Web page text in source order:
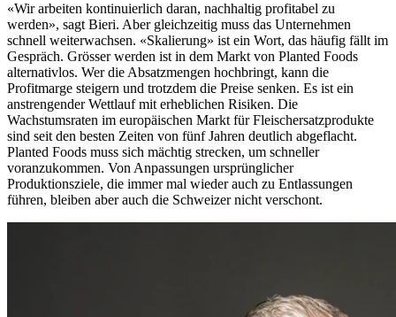
«Wir arbeiten kontinuierlich daran, nachhaltig profitabel zu
werden», sagt Bieri. Aber gleichzeitig muss das Unternehmen
schnell weiterwachsen. «Skalierung» ist ein Wort, das häufig fällt im
Gespräch. Grösser werden ist in dem Markt von Planted Foods
alternativlos. Wer die Absatzmengen hochbringt, kann die
Profitmarge steigern und trotzdem die Preise senken. Es ist ein
anstrengender Wettlauf mit erheblichen Risiken. Die
Wachstumsraten im europäischen Markt für Fleischersatzprodukte
sind seit den besten Zeiten von fünf Jahren deutlich abgeflacht.
Planted Foods muss sich mächtig strecken, um schneller
voranzukommen. Von Anpassungen ursprünglicher
Produktionsziele, die immer mal wieder auch zu Entlassungen
führen, bleiben aber auch die Schweizer nicht verschont.